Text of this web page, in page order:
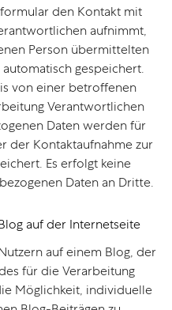
den Kontakt mit
aufnimmt,
Person übermittelten
gespeichert.
von einer betroffenen
Verantwortlichen
Daten werden für
der Kontaktaufnahme zur
Es erfolgt keine
Daten an Dritte.
auf der Internetseite
auf einem Blog, der
für die Verarbeitung
Möglichkeit, individuelle